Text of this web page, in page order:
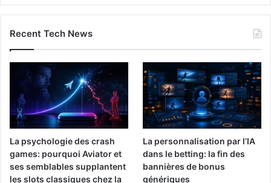
Recent Tech News
La psychologie des crash
games: pourquoi Aviator et
ses semblables supplantent
les slots classiques chez la
La personnalisation par l’IA
dans le betting: la fin des
bannières de bonus
génériques